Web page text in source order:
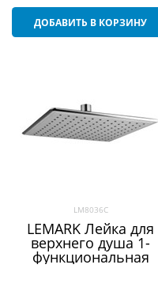
ДОБАВИТЬ В КОРЗИНУ
LM8036C
LEMARK Лейка для
верхнего душа 1-
функциональная